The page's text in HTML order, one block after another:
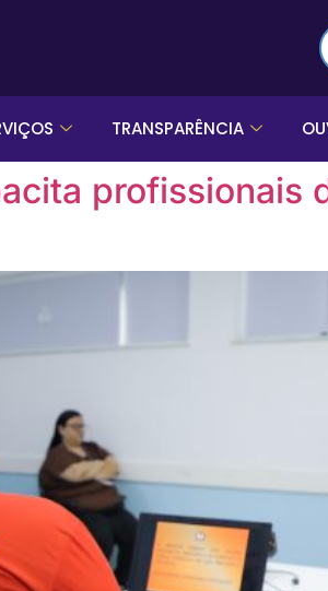
TRANSPARÊNCIA
profissionais